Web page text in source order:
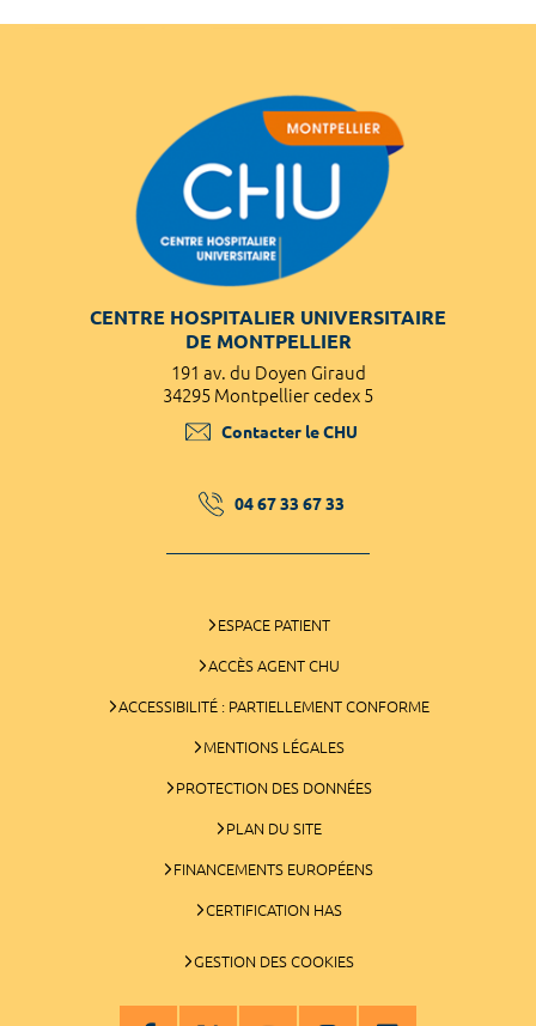
CENTRE HOSPITALIER UNIVERSITAIRE
DE MONTPELLIER
191 av. du Doyen Giraud
34295 Montpellier cedex 5
Contacter le CHU
04 67 33 67 33
ESPACE PATIENT
ACCÈS AGENT CHU
ACCESSIBILITÉ : PARTIELLEMENT CONFORME
MENTIONS LÉGALES
PROTECTION DES DONNÉES
PLAN DU SITE
FINANCEMENTS EUROPÉENS
CERTIFICATION HAS
GESTION DES COOKIES